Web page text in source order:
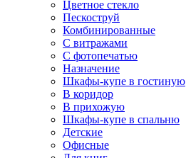
Цветное стекло
Пескоструй
Комбинированные
С витражами
С фотопечатью
Назначение
Шкафы-купе в гостиную
В коридор
В прихожую
Шкафы-купе в спальню
Детские
Офисные